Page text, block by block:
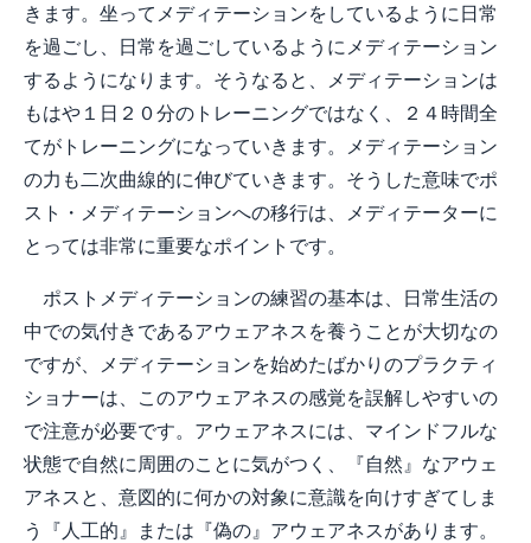
きます。坐ってメディテーションをしているように日常
を過ごし、日常を過ごしているようにメディテーション
するようになります。そうなると、メディテーションは
もはや１日２０分のトレーニングではなく、２４時間全
てがトレーニングになっていきます。メディテーション
の力も二次曲線的に伸びていきます。そうした意味でポ
スト・メディテーションへの移行は、メディテーターに
とっては非常に重要なポイントです。
ポストメディテーションの練習の基本は、日常生活の
中での気付きであるアウェアネスを養うことが大切なの
ですが、メディテーションを始めたばかりのプラクティ
ショナーは、このアウェアネスの感覚を誤解しやすいの
で注意が必要です。アウェアネスには、マインドフルな
状態で自然に周囲のことに気がつく、『自然』なアウェ
アネスと、意図的に何かの対象に意識を向けすぎてしま
う『人工的』または『偽の』アウェアネスがあります。